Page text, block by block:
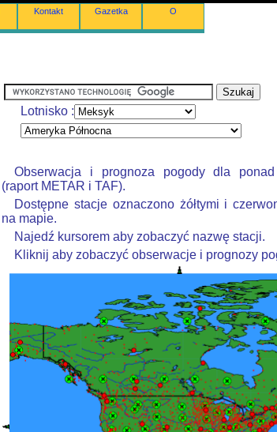
Kontakt Gazetka O
Lotnisko :
Obserwacja i prognoza pogody dla
(raport METAR i TAF).
Dostępne stacje oznaczono żółtymi i
na mapie.
Najedź kursorem aby zobaczyć nazwę stacji.
Kliknij aby zobaczyć obserwacje i prognozy